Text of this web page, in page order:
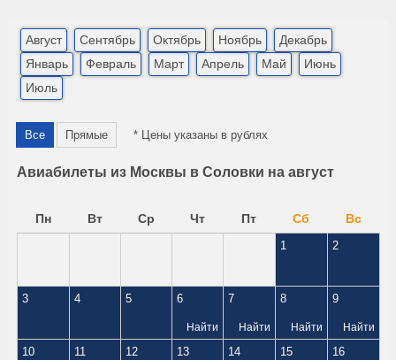
Август Сентябрь Октябрь Ноябрь
Декабрь
Январь
Февраль Март Апрель Май
Июнь
Июль
Все Прямые * Цены указаны в рублях
Авиабилеты из Москвы в Соловки на август
Пн Вт Ср Чт Пт Сб Вс
1 2
3 4 5 6
Найти
7
Найти
8
Найти
9
Найти
10 11 12 13 14 15 16